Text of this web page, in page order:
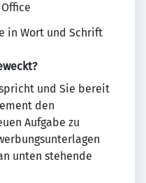
in Wort und Schrift
und Sie bereit
den
Aufgabe zu
unten stehende